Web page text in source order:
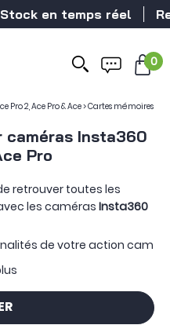
en temps réel
0
Pro 2, Ace Pro & Ace>Cartes mémoires
caméras Insta360
Pro
retrouver toutes les
les camérasInsta360
de votre action cam
réalisé une sélection
du marché.